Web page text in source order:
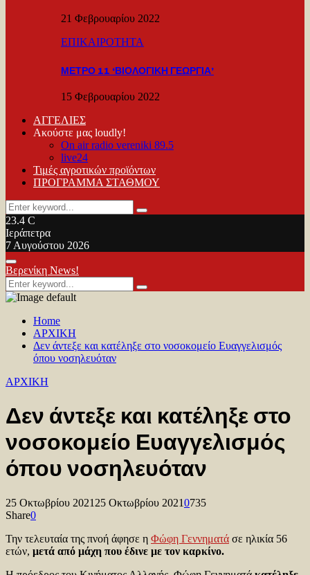
21 Φεβρουαρίου 2022
ΕΠΙΚΑΙΡΟΤΗΤΑ
ΜΕΤΡΟ 11 ‘ΒΙΟΛΟΓΙΚΗ ΓΕΩΡΓΙΑ’
15 Φεβρουαρίου 2022
ΑΓΓΕΛΙΕΣ
Ακούστε μας loudly!
On air radio vereniki 89.5
live24
Τιμές αγροτικών προϊόντων
ΠΡΟΓΡΑΜΜΑ ΣΤΑΘΜΟΥ
Search
for:
Search
23.4 C
Ιεράπετρα
7 Αυγούστου 2026
Facebook
Twitter
Youtube
Primary
Menu
Βερενίκη News!
Search
for:
Search
Home
ΑΡΧΙΚΗ
Δεν άντεξε και κατέληξε στο νοσοκομείο Ευαγγελισμός
όπου νοσηλευόταν
ΑΡΧΙΚΗ
Δεν άντεξε και κατέληξε στο
νοσοκομείο Ευαγγελισμός
όπου νοσηλευόταν
25 Οκτωβρίου 2021 25 Οκτωβρίου 20210735
Share0
Την τελευταία της πνοή άφησε η Φώφη Γεννηματά σε ηλικία 56
ετών, μετά από μάχη που έδινε με τον καρκίνο.